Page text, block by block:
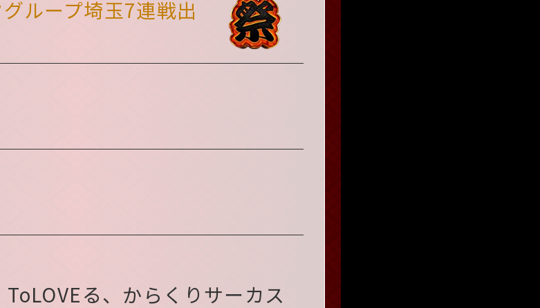
ループ埼玉7連戦出
る、からくりサーカス